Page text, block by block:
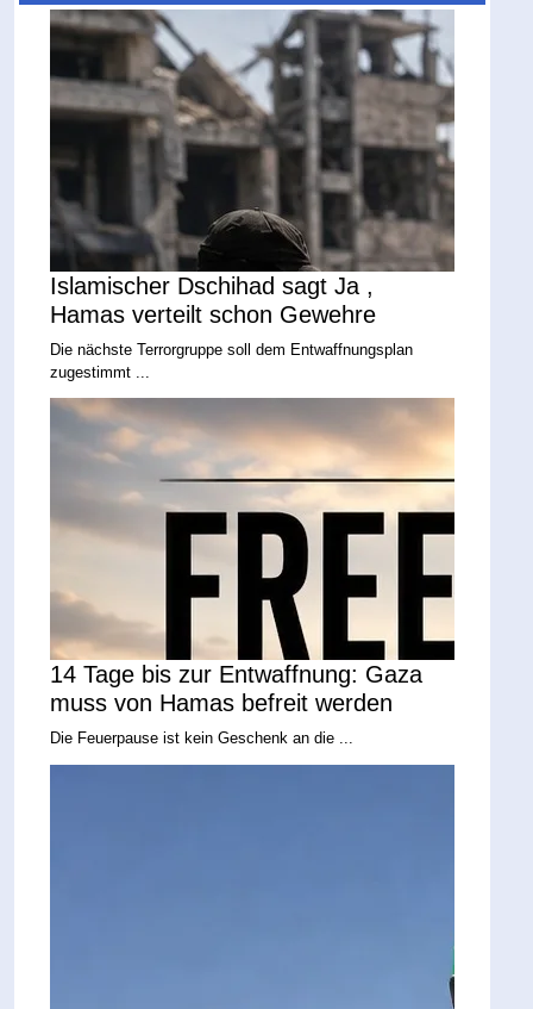
Islamischer Dschihad sagt Ja ,
Hamas verteilt schon Gewehre
Die nächste Terrorgruppe soll dem Entwaffnungsplan
zugestimmt ...
14 Tage bis zur Entwaffnung: Gaza
muss von Hamas befreit werden
Die Feuerpause ist kein Geschenk an die ...